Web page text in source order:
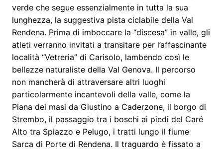
verde che segue essenzialmente in tutta la sua
lunghezza, la suggestiva pista ciclabile della Val
Rendena. Prima di imboccare la “discesa” in valle, gli
atleti verranno invitati a transitare per l’affascinante
località “Vetreria” di Carisolo, lambendo così le
bellezze naturaliste della Val Genova. Il percorso
non mancherà di attraversare altri luoghi
particolarmente incantevoli della valle, come la
Piana dei masi da Giustino a Caderzone, il borgo di
Strembo, il passaggio tra i boschi ai piedi del Caré
Alto tra Spiazzo e Pelugo, i tratti lungo il fiume
Sarca di Porte di Rendena. Il traguardo è fissato a